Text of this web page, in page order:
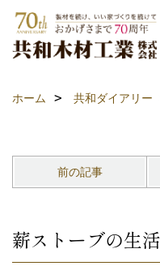
ホーム 共和ダイアリー
前の記事
薪ストーブの生